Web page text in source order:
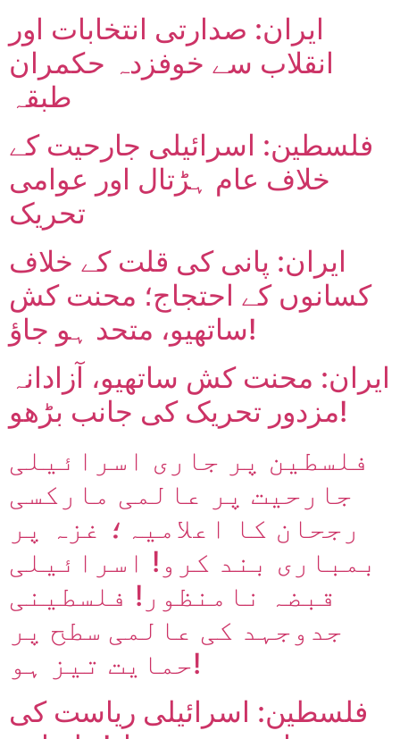
ایران: صدارتی انتخابات اور
انقلاب سے خوفزدہ حکمران
طبقہ
فلسطین: اسرائیلی جارحیت کے
خلاف عام ہڑتال اور عوامی
تحریک
ایران: پانی کی قلت کے خلاف
کسانوں کے احتجاج؛ محنت کش
ساتھیو، متحد ہو جاؤ!
ایران: محنت کش ساتھیو، آزادانہ
مزدور تحریک کی جانب بڑھو!
فلسطین پر جاری اسرائیلی
جارحیت پر عالمی مارکسی
رجحان کا اعلامیہ؛ غزہ پر
بمباری بند کرو! اسرائیلی
قبضہ نامنظور! فلسطینی
جدوجہد کی عالمی سطح پر
حمایت تیز ہو!
فلسطین: اسرائیلی ریاست کی